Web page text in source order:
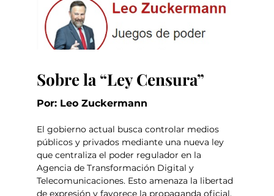
Sobre la “Ley Censura”
Por: Leo Zuckermann
El gobierno actual busca controlar medios
públicos y privados mediante una nueva ley
que centraliza el poder regulador en la
Agencia de Transformación Digital y
Telecomunicaciones. Esto amenaza la libertad
de expresión y favorece la propaganda oficial.